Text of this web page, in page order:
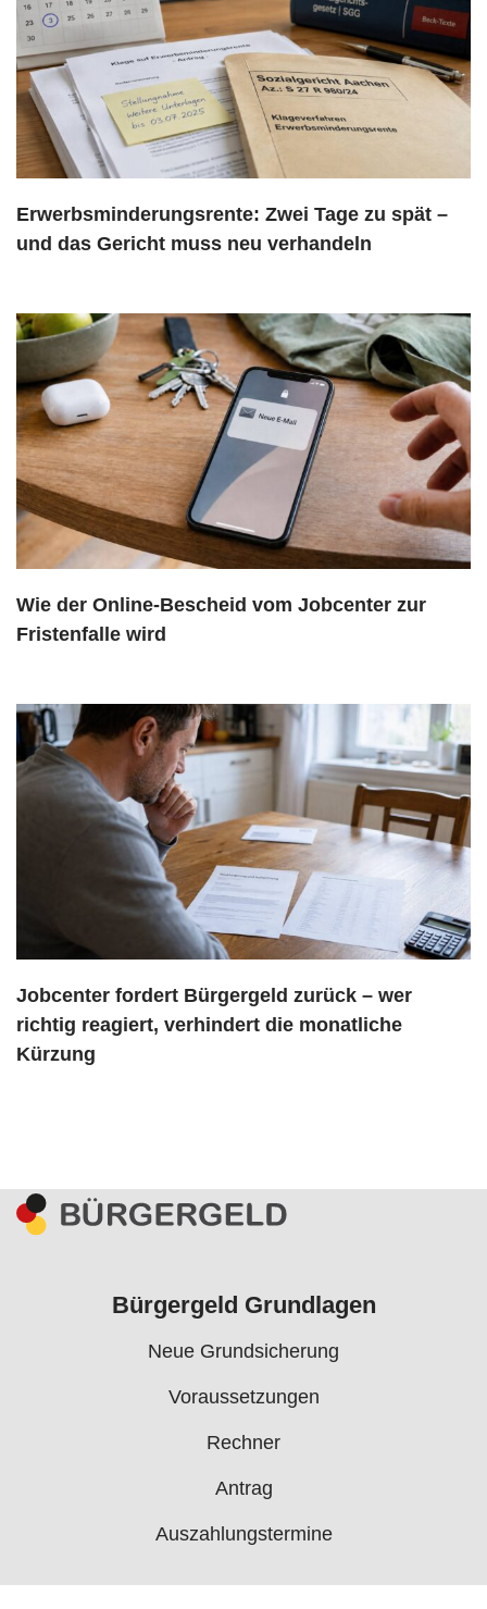
Erwerbsminderungsrente: Zwei Tage zu spät –
und das Gericht muss neu verhandeln
Wie der Online-Bescheid vom Jobcenter zur
Fristenfalle wird
Jobcenter fordert Bürgergeld zurück – wer
richtig reagiert, verhindert die monatliche
Kürzung
Bürgergeld Grundlagen
Neue Grundsicherung
Voraussetzungen
Rechner
Antrag
Auszahlungstermine